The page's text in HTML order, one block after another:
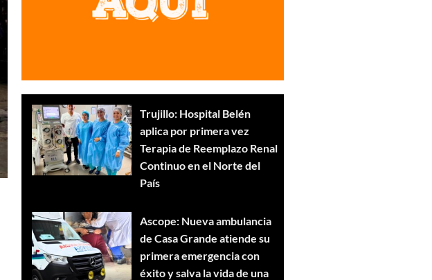
Trujillo: Hospital Belén
aplica por primera vez
Terapia de Reemplazo Renal
Continuo en el Norte del
País
Ascope: Nueva ambulancia
de Casa Grande atiende su
primera emergencia con
éxito y salva la vida de una